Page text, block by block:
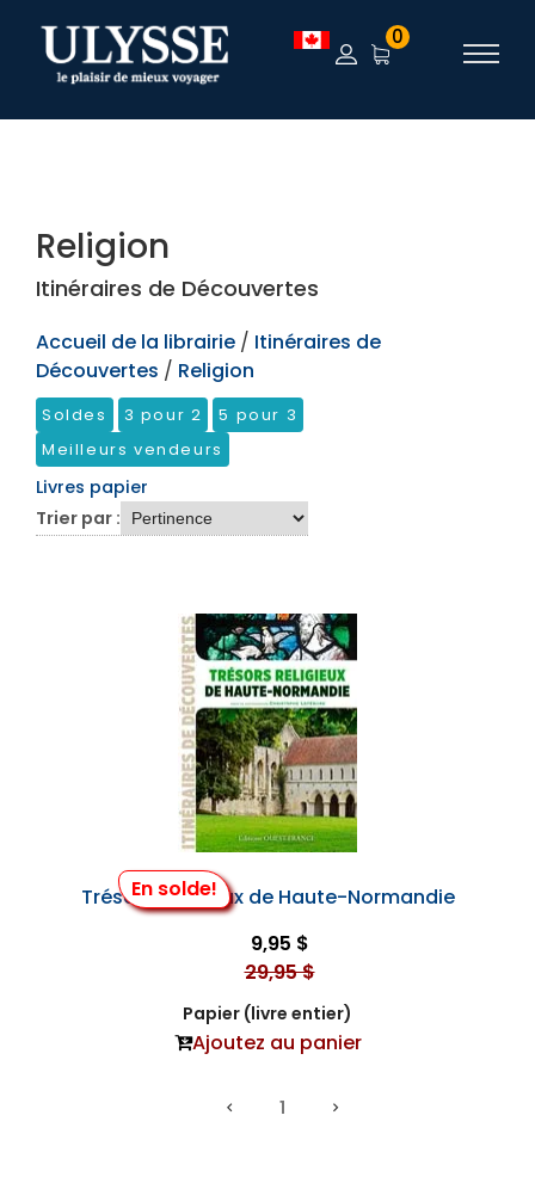
TEST 0
Religion
Itinéraires de Découvertes
Accueil de la librairie / Itinéraires de
Découvertes / Religion
Soldes 3 pour 2
5 pour 3
Meilleurs vendeurs
Livres papier
Trier par :
En solde!
Trésors Religieux de Haute-Normandie
9,95 $
29,95 $
Papier (livre entier)
Ajoutez au panier
1